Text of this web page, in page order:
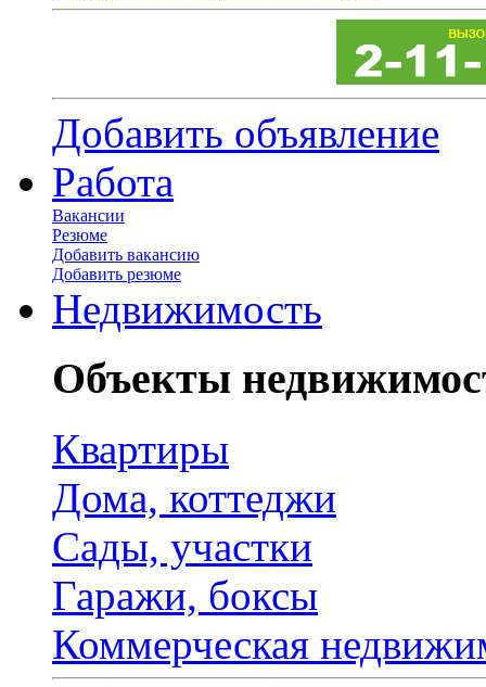
Добавить объявление
Работа
Вакансии
Резюме
Добавить вакансию
Добавить резюме
Недвижимость
Объекты
Квартиры
Дома, коттеджи
Сады, участки
Гаражи, боксы
Коммерческая